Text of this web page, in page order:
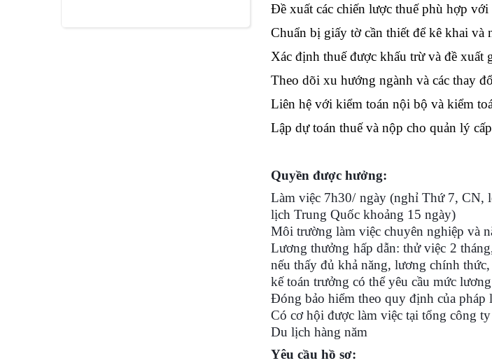
Đề xuất các chiến lược thuế phù hợp
Chuẩn bị giấy tờ cần thiết để kê khai và
Xác định thuế được khấu trừ và đề xuất
Theo dõi xu hướng ngành và các thay
Liên hệ với kiểm toán nội bộ và kiểm
Lập dự toán thuế và nộp cho quản lý
Quyền được hưởng:
Làm việc 7h30/ ngày (nghỉ Thứ 7, CN,
lịch Trung Quốc khoảng 15 ngày)
Môi trường làm việc chuyên nghiệp và
Lương thưởng hấp dẫn: thử việc 2
nếu thấy đủ khả năng, lương chính thức
kế toán trưởng có thể yêu cầu mức
Đóng bảo hiểm theo quy định của pháp
Có cơ hội được làm việc tại tổng công
Du lịch hàng năm
Yêu cầu hồ sơ: